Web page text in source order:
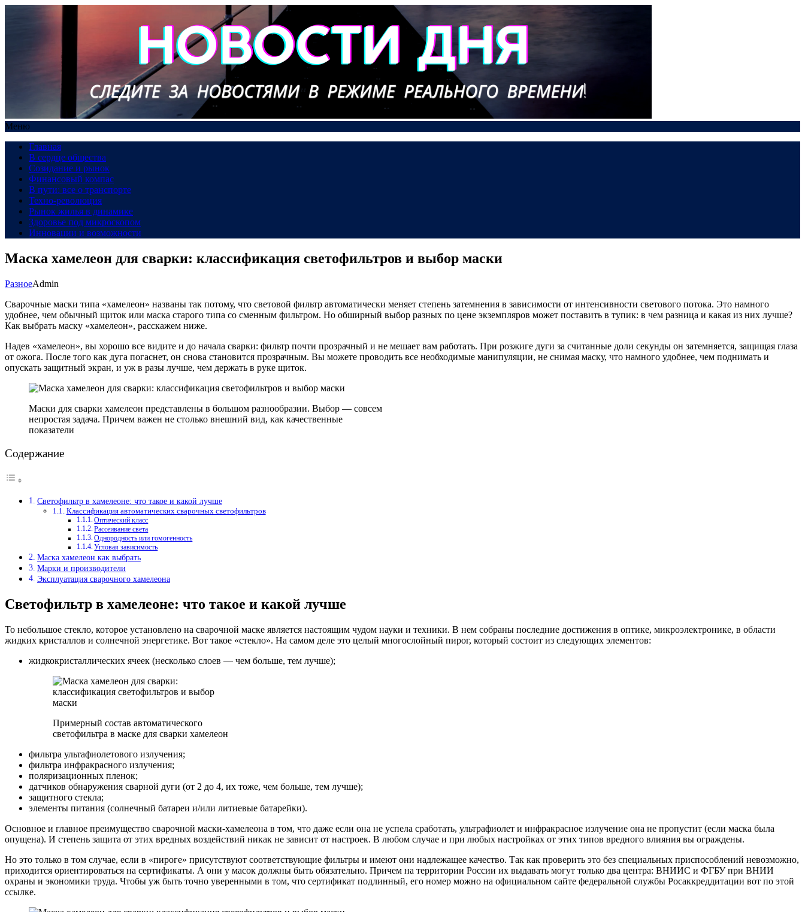
Меню
Главная
В сердце общества
Созидание и рынок
Финансовый компас
В пути: все о транспорте
Техно-революция
Рынок жилья в динамике
Здоровье под микроскопом
Инновации и возможности
Маска хамелеон для сварки: классификация светофильтров и выбор маски
РазноеAdmin
Сварочные маски типа «хамелеон» названы так потому, что световой фильтр автоматически меняет степень затемнения в зависимости от интенсивности светового потока. Это намного
удобнее, чем обычный щиток или маска старого типа со сменным фильтром. Но обширный выбор разных по цене экземпляров может поставить в тупик: в чем разница и какая из них лучше?
Как выбрать маску «хамелеон», расскажем ниже.
Надев «хамелеон», вы хорошо все видите и до начала сварки: фильтр почти прозрачный и не мешает вам работать. При розжиге дуги за считанные доли секунды он затемняется, защищая глаза
от ожога. После того как дуга погаснет, он снова становится прозрачным. Вы можете проводить все необходимые манипуляции, не снимая маску, что намного удобнее, чем поднимать и
опускать защитный экран, и уж в разы лучше, чем держать в руке щиток.
Маски для сварки хамелеон представлены в большом разнообразии. Выбор — совсем
непростая задача. Причем важен не столько внешний вид, как качественные
показатели
Содержание
Светофильтр в хамелеоне: что такое и какой лучше
Классификация автоматических сварочных светофильтров
Оптический класс
Рассеивание света
Однородность или гомогенность
Угловая зависимость
Маска хамелеон как выбрать
Марки и производители
Эксплуатация сварочного хамелеона
Светофильтр в хамелеоне: что такое и какой лучше
То небольшое стекло, которое установлено на сварочной маске является настоящим чудом науки и техники. В нем собраны последние достижения в оптике, микроэлектронике, в области
жидких кристаллов и солнечной энергетике. Вот такое «стекло». На самом деле это целый многослойный пирог, который состоит из следующих элементов:
жидкокристаллических ячеек (несколько слоев — чем больше, тем лучше);
Примерный состав автоматического
светофильтра в маске для сварки хамелеон
фильтра ультафиолетового излучения;
фильтра инфракрасного излучения;
поляризационных пленок;
датчиков обнаружения сварной дуги (от 2 до 4, их тоже, чем больше, тем лучше);
защитного стекла;
элементы питания (солнечный батареи и/или литиевые батарейки).
Основное и главное преимущество сварочной маски-хамелеона в том, что даже если она не успела сработать, ультрафиолет и инфракрасное излучение она не пропустит (если маска была
опущена). И степень защита от этих вредных воздействий никак не зависит от настроек. В любом случае и при любых настройках от этих типов вредного влияния вы ограждены.
Но это только в том случае, если в «пироге» присутствуют соответствующие фильтры и имеют они надлежащее качество. Так как проверить это без специальных приспособлений невозможно,
приходится ориентироваться на сертификаты. А они у масок должны быть обязательно. Причем на территории России их выдавать могут только два центра: ВНИИС и ФГБУ при ВНИИ
охраны и экономики труда. Чтобы уж быть точно уверенными в том, что сертификат подлинный, его номер можно на официальном сайте федеральной службы Росаккреддитации вот по этой
ссылке.